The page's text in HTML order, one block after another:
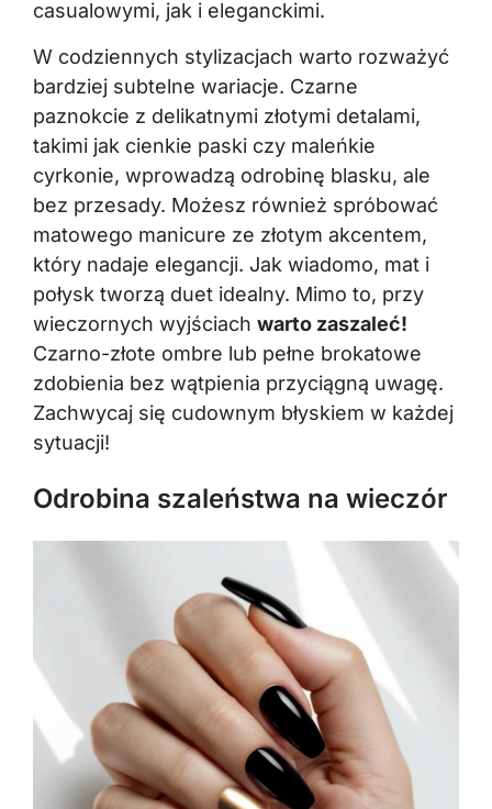
casualowymi, jak i eleganckimi.
W codziennych stylizacjach warto rozważyć
bardziej subtelne wariacje. Czarne
paznokcie z delikatnymi złotymi detalami,
takimi jak cienkie paski czy maleńkie
cyrkonie, wprowadzą odrobinę blasku, ale
bez przesady. Możesz również spróbować
matowego manicure ze złotym akcentem,
który nadaje elegancji. Jak wiadomo, mat i
połysk tworzą duet idealny. Mimo to, przy
wieczornych wyjściach warto zaszaleć!
Czarno-złote ombre lub pełne brokatowe
zdobienia bez wątpienia przyciągną uwagę.
Zachwycaj się cudownym błyskiem w każdej
sytuacji!
Odrobina szaleństwa na wieczór